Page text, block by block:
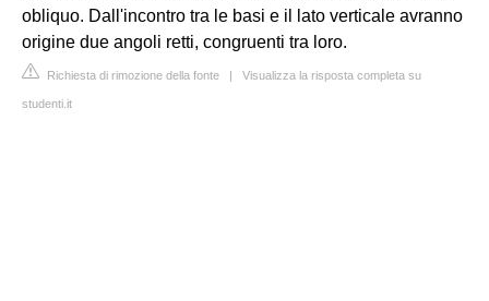
obliquo. Dall'incontro tra le basi e il lato verticale avranno
origine due angoli retti, congruenti tra loro.
Richiesta di rimozione della fonte | Visualizza la risposta completa su
studenti.it